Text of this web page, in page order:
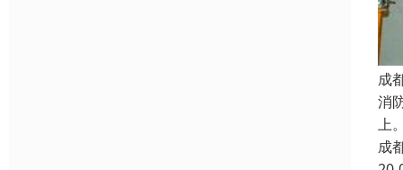
成
消
上
成